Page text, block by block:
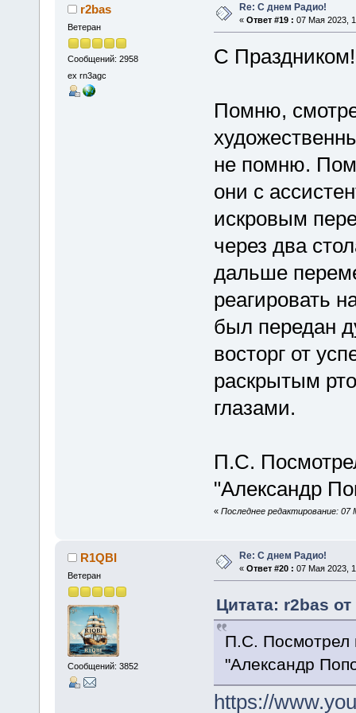
r2bas
Ветеран
Сообщений: 2958
ex rn3agc
Re: С днем Радио!
« Ответ #19 : 07 Мая 2023,
С Праздником!
Помню,
не помню.
они с
искровым
через два
дальше
реагировать
был передан
восторг от
раскрытым
глазами.
П.С.
"Александр
« Последнее редактирование: 07
R1QBI
Ветеран
Сообщений: 3852
Re: С днем Радио!
« Ответ #20 : 07 Мая 2023,
Цитата: r2bas
П.С. Посмотрел
"Александр
https://